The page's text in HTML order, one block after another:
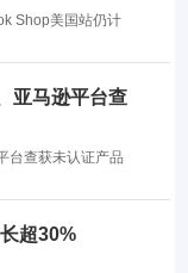
Shop美国站仍计
亚马逊平台查
台查获未认证产品
超30%